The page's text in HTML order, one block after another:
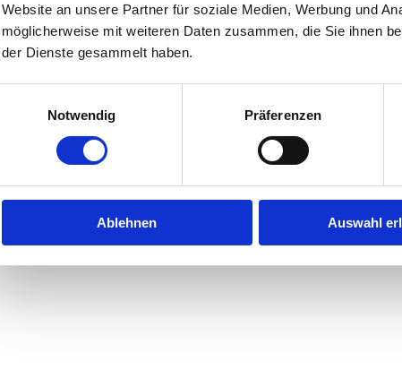
Website an unsere Partner für soziale Medien, Werbung und
möglicherweise mit weiteren Daten zusammen, die Sie ihnen
der Dienste gesammelt haben.
Notwendig
Präferenzen
Ablehnen Auswahl
Application error: aclient-side exception has occurred while